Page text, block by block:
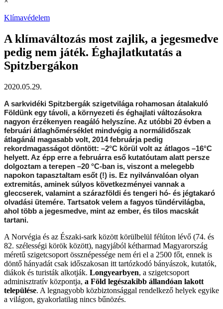
Klímavédelem
A klímaváltozás most zajlik, a jegesmedve
pedig nem játék. Éghajlatkutatás a
Spitzbergákon
2020.05.29.
A sarkvidéki Spitzbergák szigetvilága rohamosan átalakuló
Földünk egy távoli, a környezeti és éghajlati változásokra
nagyon érzékenyen reagáló helyszíne. Az utóbbi 20 évben a
februári átlaghőmérséklet mindvégig a normálidőszak
átlagánál magasabb volt, 2014 februárja pedig
rekordmagasságot döntött: –2°C körül volt az átlagos –16°C
helyett. Az épp erre a februárra eső kutatóutam alatt persze
dolgoztam a terepen –20 °C-ban is, viszont a melegebb
napokon tapasztaltam esőt (!) is. Ez nyilvánvalóan olyan
extremitás, aminek súlyos következményei vannak a
gleccserek, valamint a szárazföldi és tengeri hó- és jégtakaró
olvadási ütemére. Tartsatok velem a fagyos tündérvilágba,
ahol több a jegesmedve, mint az ember, és tilos macskát
tartani.
A Norvégia és az Északi-sark között körülbelül félúton lévő (74. és
82. szélességi körök között), nagyjából kétharmad Magyarország
méretű szigetcsoport össznépessége nem éri el a 2500 főt, ennek is
döntő hányadát csak időszakosan itt tartózkodó bányászok, kutatók,
diákok és turisták alkotják. Longyearbyen, a szigetcsoport
adminisztratív központja, a Föld legészakibb állandóan lakott
települése. A legnagyobb közbiztonsággal rendelkező helyek egyike
a világon, gyakorlatilag nincs bűnözés.